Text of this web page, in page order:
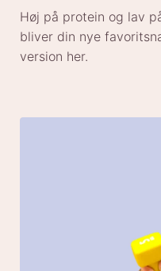
Høj på protein og lav
bliver din nye
version her.